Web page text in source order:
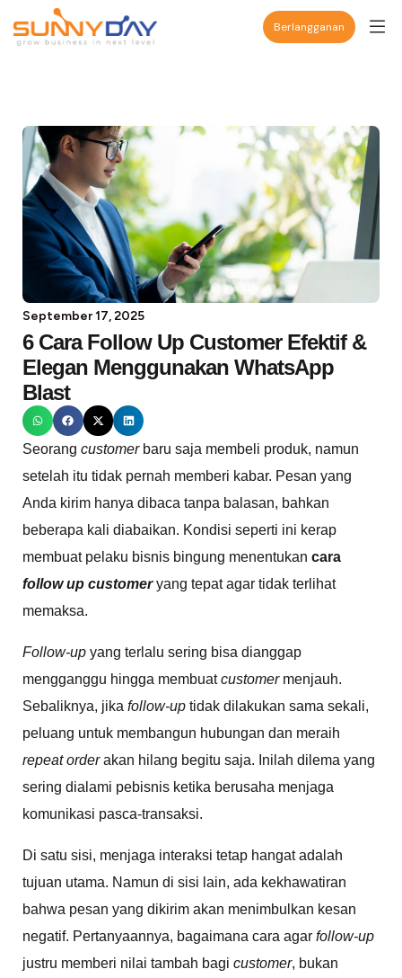
Berlangganan
September 17, 2025
6 Cara Follow Up Customer Efektif &
Elegan Menggunakan WhatsApp
Blast
Seorang customerbaru saja membeli produk, namun
setelah itu tidak pernah memberi kabar. Pesan yang
Anda kirim hanya dibaca tanpa balasan, bahkan
beberapa kali diabaikan. Kondisi seperti ini kerap
membuat pelaku bisnis bingung menentukan cara
follow up customeryang tepat agar tidak terlihat
memaksa.
Follow-up yang terlalu sering bisa dianggap
mengganggu hingga membuatcustomermenjauh.
Sebaliknya, jika follow-up tidak dilakukan sama sekali,
peluang untuk membangun hubungan dan meraih
repeat orderakan hilang begitu saja. Inilah dilema yang
sering dialami pebisnis ketika berusaha menjaga
komunikasi pasca-transaksi.
Di satu sisi, menjaga interaksi tetap hangat adalah
tujuan utama. Namun di sisi lain, ada kekhawatiran
bahwa pesan yang dikirim akan menimbulkan kesan
negatif. Pertanyaannya, bagaimana cara agar follow-up
justru memberi nilai tambah bagi customer, bukan